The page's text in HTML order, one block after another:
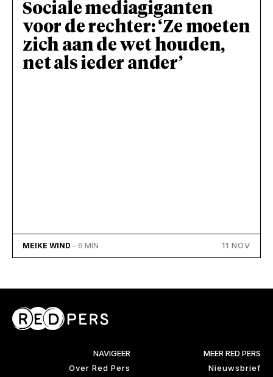
Sociale mediagiganten
voor de rechter: ‘Ze moeten
zich aan de wet houden,
net als ieder ander’
MEIKE WIND - 6 MIN 11 NOV
NAVIGEER
Over Red Pers
MEER RED PERS
Nieuwsbrief